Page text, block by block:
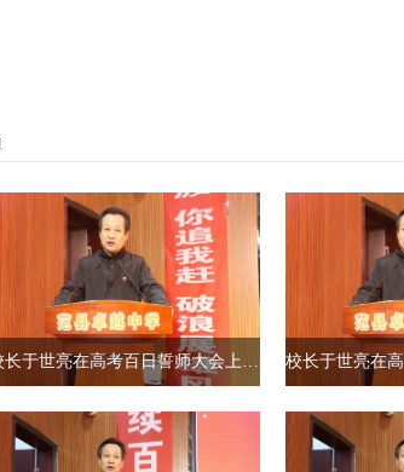
校长于世亮在高考百日誓师大会上的演讲节选（二）